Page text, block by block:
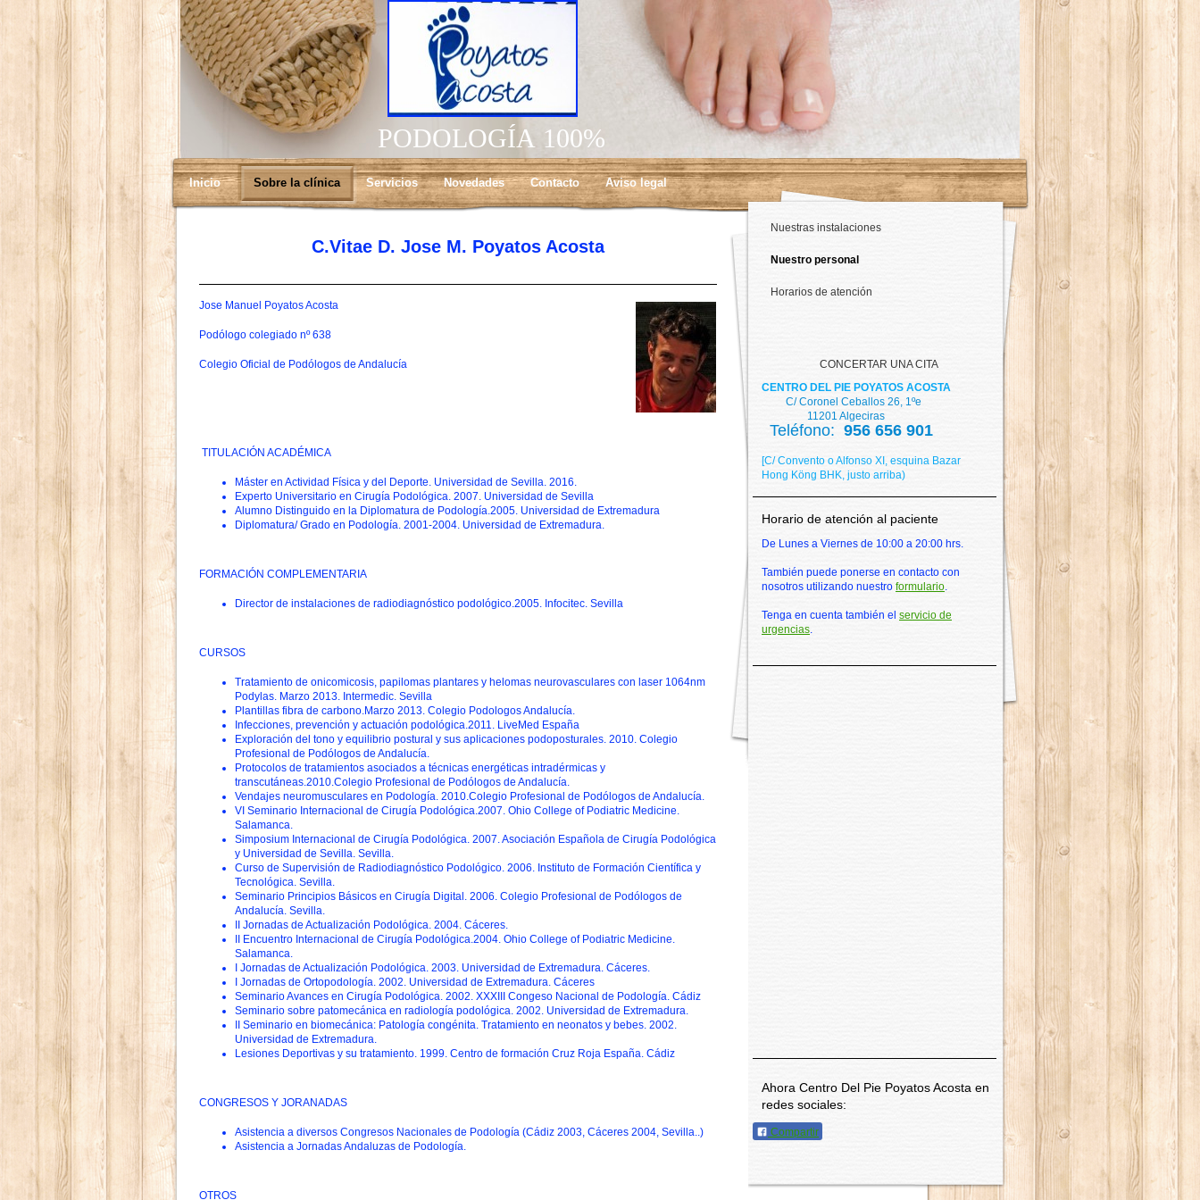
PODOLOGÍA 100%
Inicio Sobre la clínica Servicios Novedades Contacto Aviso legal
C.Vitae D. Jose M. Poyatos Acosta
Jose Manuel Poyatos Acosta
Podólogo colegiado nº 638
Colegio Oficial de Podólogos de Andalucía
TITULACIÓN ACADÉMICA
Máster en Actividad Física y del Deporte. Universidad de Sevilla. 2016.
Experto Universitario en Cirugía Podológica. 2007. Universidad de Sevilla
Alumno Distinguido en la Diplomatura de Podología.2005. Universidad de Extremadura
Diplomatura/ Grado en Podología. 2001-2004. Universidad de Extremadura.
FORMACIÓN COMPLEMENTARIA
Director de instalaciones de radiodiagnóstico podológico.2005. Infocitec. Sevilla
CURSOS
Tratamiento de onicomicosis, papilomas plantares y helomas neurovasculares con laser 1064nm
Podylas. Marzo 2013. Intermedic. Sevilla
Plantillas fibra de carbono.Marzo 2013. Colegio Podologos Andalucía.
Infecciones, prevención y actuación podológica.2011. LiveMed España
Exploración del tono y equilibrio postural y sus aplicaciones podoposturales. 2010. Colegio
Profesional de Podólogos de Andalucía.
Protocolos de tratamientos asociados a técnicas energéticas intradérmicas y
transcutáneas.2010.Colegio Profesional de Podólogos de Andalucía.
Vendajes neuromusculares en Podología. 2010.Colegio Profesional de Podólogos de Andalucía.
VI Seminario Internacional de Cirugía Podológica.2007. Ohio College of Podiatric Medicine.
Salamanca.
Simposium Internacional de Cirugía Podológica. 2007. Asociación Española de Cirugía Podológica
y Universidad de Sevilla. Sevilla.
Curso de Supervisión de Radiodiagnóstico Podológico. 2006. Instituto de Formación Científica y
Tecnológica. Sevilla.
Seminario Principios Básicos en Cirugía Digital. 2006. Colegio Profesional de Podólogos de
Andalucía. Sevilla.
II Jornadas de Actualización Podológica. 2004. Cáceres.
II Encuentro Internacional de Cirugía Podológica.2004. Ohio College of Podiatric Medicine.
Salamanca.
I Jornadas de Actualización Podológica. 2003. Universidad de Extremadura. Cáceres.
I Jornadas de Ortopodología. 2002. Universidad de Extremadura. Cáceres
Seminario Avances en Cirugía Podológica. 2002. XXXIII Congeso Nacional de Podología. Cádiz
Seminario sobre patomecánica en radiología podológica. 2002. Universidad de Extremadura.
II Seminario en biomecánica: Patología congénita. Tratamiento en neonatos y bebes. 2002.
Universidad de Extremadura.
Lesiones Deportivas y su tratamiento. 1999. Centro de formación Cruz Roja España. Cádiz
CONGRESOS Y JORANADAS
Asistencia a diversos Congresos Nacionales de Podología (Cádiz 2003, Cáceres 2004, Sevilla..)
Asistencia a Jornadas Andaluzas de Podología.
OTROS
Nuestras instalaciones
Nuestro personal
Horarios de atención
CONCERTAR UNA CITA
CENTRO DEL PIE POYATOS ACOSTA
C/ Coronel Ceballos 26, 1ºe
11201 Algeciras
Teléfono: 956 656 901
[C/ Convento o Alfonso XI, esquina Bazar
Hong Köng BHK, justo arriba)
Horario de atención al paciente
De Lunes a Viernes de 10:00 a 20:00 hrs.
También puede ponerse en contacto con
nosotros utilizando nuestro formulario.
Tenga en cuenta también el servicio de
urgencias.
Ahora Centro Del Pie Poyatos Acosta en
redes sociales:
Compartir